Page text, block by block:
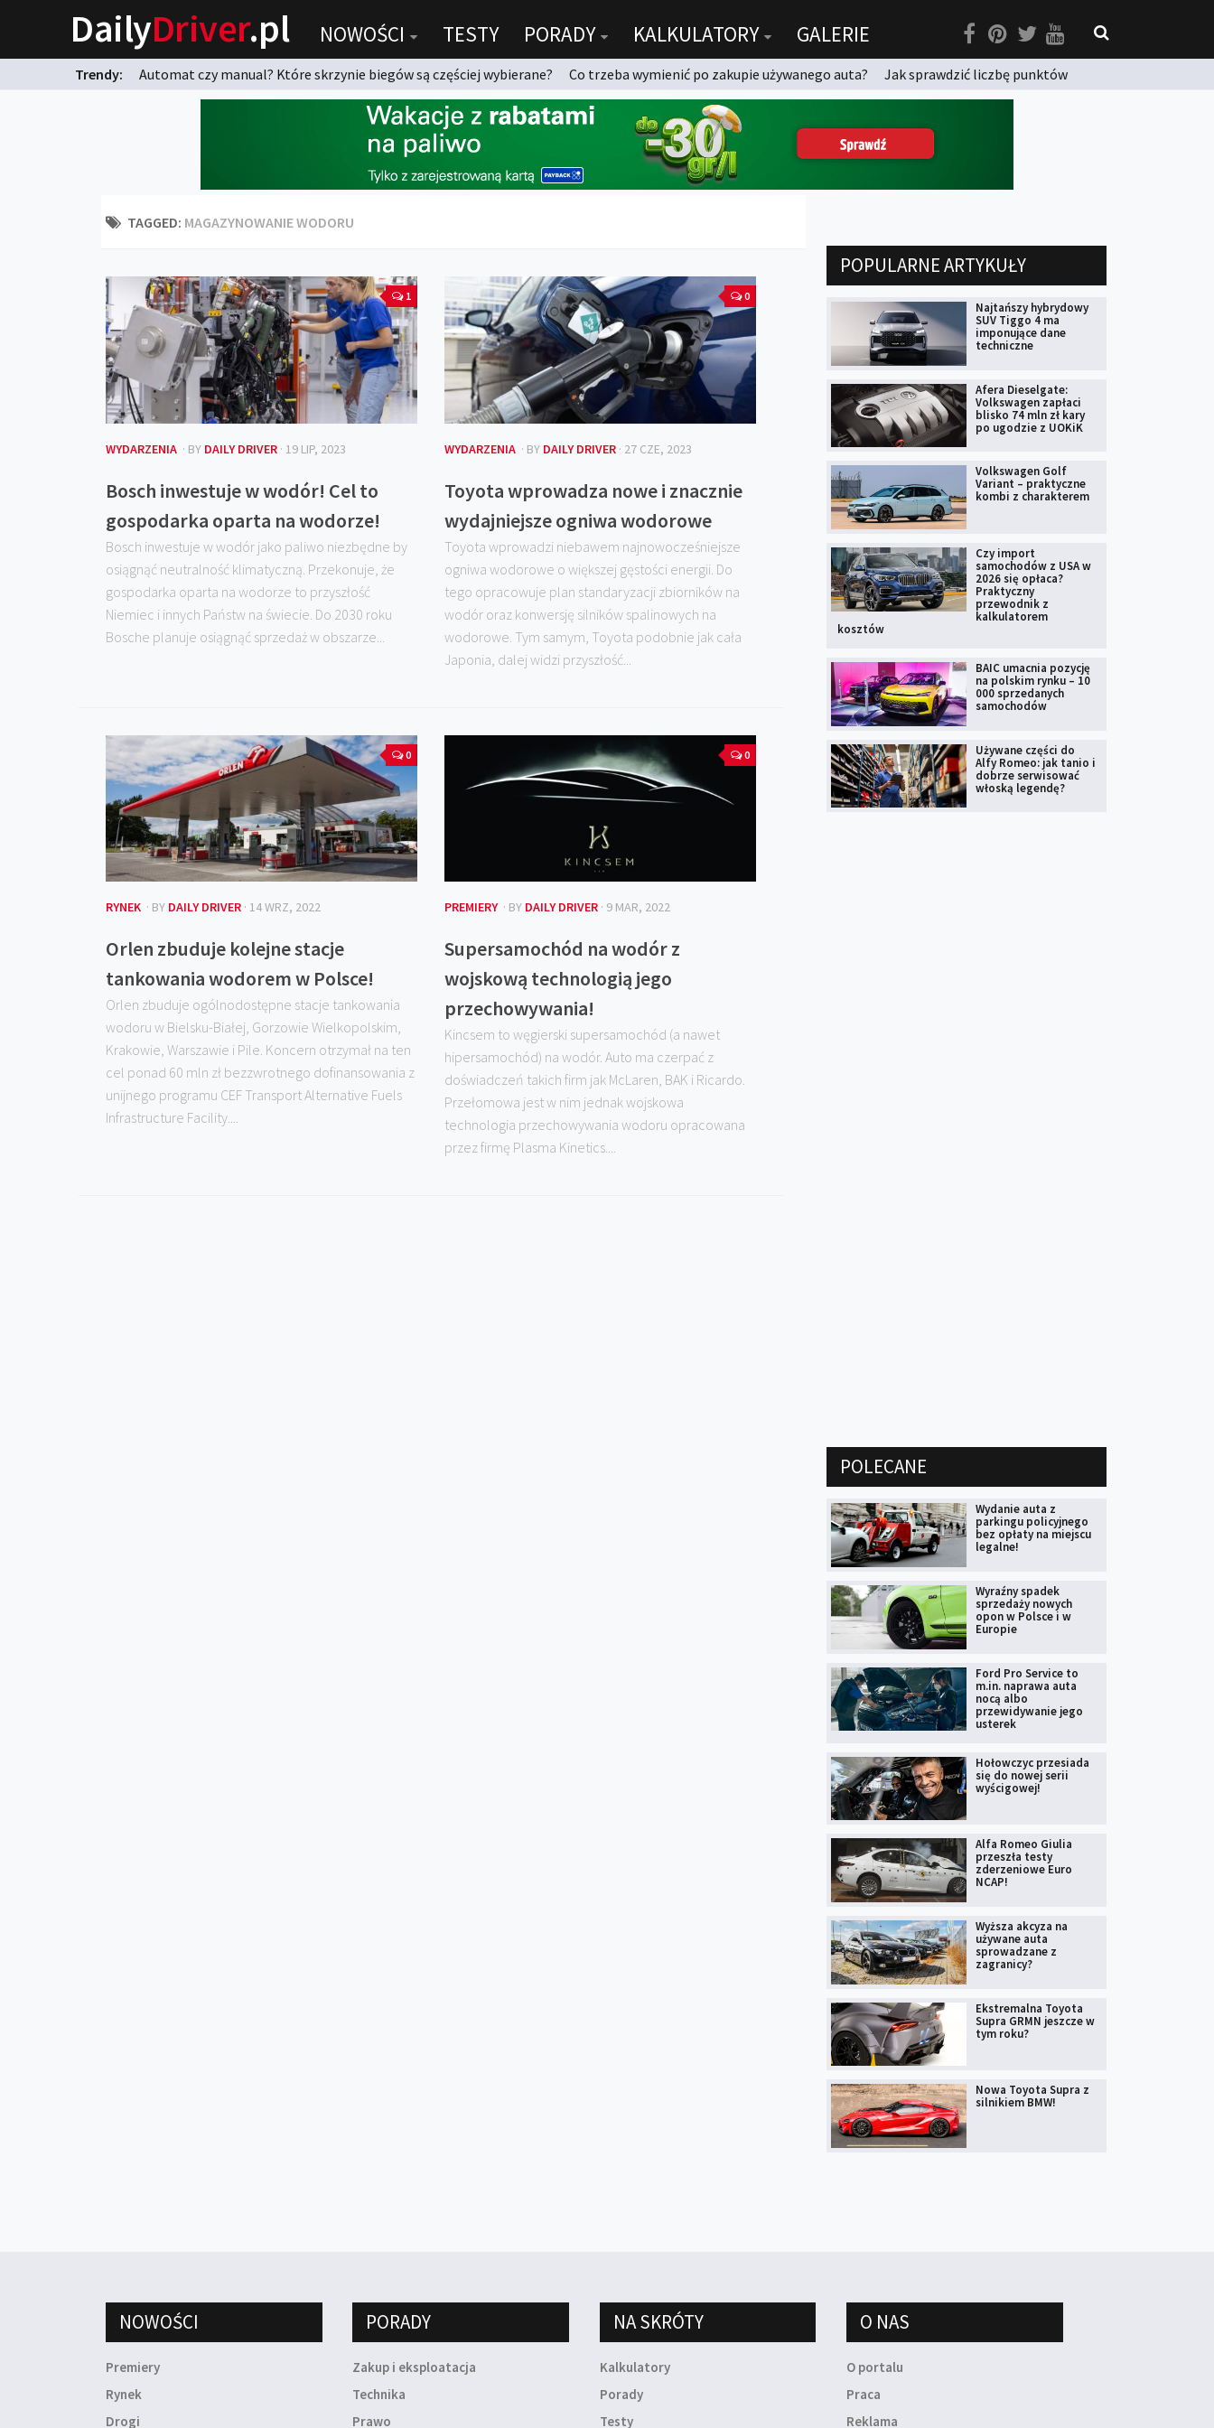
DailyDriver.pl NOWOŚCI TESTY PORADY KALKULATORY GALERIE
Trendy: Automat czy manual? Które skrzynie biegów są częściej wybierane? Co trzeba wymienić po zakupie używanego auta?
Jak sprawdzić liczbę punktów
TAGGED: MAGAZYNOWANIE WODORU
1
WYDARZENIA · BY DAILY DRIVER · 19 LIP, 2023
Bosch inwestuje w wodór! Cel to
gospodarka oparta na wodorze!
Bosch inwestuje w wodór jako paliwo niezbędne by
osiągnąć neutralność klimatyczną. Przekonuje, że
gospodarka oparta na wodorze to przyszłość
Niemiec i innych Państw na świecie. Do 2030 roku
Bosche planuje osiągnąć sprzedaż w obszarze...
0
WYDARZENIA · BY DAILY DRIVER · 27 CZE, 2023
Toyota wprowadza nowe i znacznie
wydajniejsze ogniwa wodorowe
Toyota wprowadzi niebawem najnowocześniejsze
ogniwa wodorowe o większej gęstości energii. Do
tego opracowuje plan standaryzacji zbiorników na
wodór oraz konwersję silników spalinowych na
wodorowe. Tym samym, Toyota podobnie jak cała
Japonia, dalej widzi przyszłość...
0
RYNEK · BY DAILY DRIVER · 14 WRZ, 2022
Orlen zbuduje kolejne stacje
tankowania wodorem w Polsce!
Orlen zbuduje ogólnodostępne stacje tankowania
wodoru w Bielsku-Białej, Gorzowie Wielkopolskim,
Krakowie, Warszawie i Pile. Koncern otrzymał na ten
cel ponad 60 mln zł bezzwrotnego dofinansowania z
unijnego programu CEF Transport Alternative Fuels
Infrastructure Facility....
0
PREMIERY · BY DAILY DRIVER · 9 MAR, 2022
Supersamochód na wodór z
wojskową technologią jego
przechowywania!
Kincsem to węgierski supersamochód (a nawet
hipersamochód) na wodór. Auto ma czerpać z
doświadczeń takich firm jak McLaren, BAK i Ricardo.
Przełomowa jest w nim jednak wojskowa
technologia przechowywania wodoru opracowana
przez firmę Plasma Kinetics....
POPULARNE ARTYKUŁY
Najtańszy hybrydowy
SUV Tiggo 4 ma
imponujące dane
techniczne
Afera Dieselgate:
Volkswagen zapłaci
blisko 74 mln zł kary
po ugodzie z UOKiK
Volkswagen Golf
Variant – praktyczne
kombi z charakterem
Czy import
samochodów z USA w
2026 się opłaca?
Praktyczny
przewodnik z
kalkulatorem
kosztów
BAIC umacnia pozycję
na polskim rynku – 10
000 sprzedanych
samochodów
Używane części do
Alfy Romeo: jak tanio i
dobrze serwisować
włoską legendę?
POLECANE
Wydanie auta z
parkingu policyjnego
bez opłaty na miejscu
legalne!
Wyraźny spadek
sprzedaży nowych
opon w Polsce i w
Europie
Ford Pro Service to
m.in. naprawa auta
nocą albo
przewidywanie jego
usterek
Hołowczyc przesiada
się do nowej serii
wyścigowej!
Alfa Romeo Giulia
przeszła testy
zderzeniowe Euro
NCAP!
Wyższa akcyza na
używane auta
sprowadzane z
zagranicy?
Ekstremalna Toyota
Supra GRMN jeszcze w
tym roku?
Nowa Toyota Supra z
silnikiem BMW!
NOWOŚCI
Premiery
Rynek
Drogi
PORADY
Zakup i eksploatacja
Technika
Prawo
NA SKRÓTY
Kalkulatory
Porady
Testy
O NAS
O portalu
Praca
Reklama